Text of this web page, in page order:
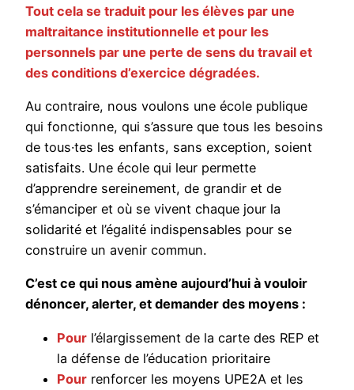
Tout cela se traduit pour les élèves par une
maltraitance institutionnelle et pour les
personnels par une perte de sens du travail et
des conditions d’exercice dégradées.
Au contraire, nous voulons une école publique
qui fonctionne, qui s’assure que tous les besoins
de tous·tes les enfants, sans exception, soient
satisfaits. Une école qui leur permette
d’apprendre sereinement, de grandir et de
s’émanciper et où se vivent chaque jour la
solidarité et l’égalité indispensables pour se
construire un avenir commun.
C’est ce qui nous amène aujourd’hui à vouloir
dénoncer, alerter, et demander des moyens :
Pour l’élargissement de la carte des REP et
la défense de l’éducation prioritaire
Pour renforcer les moyens UPE2A et les